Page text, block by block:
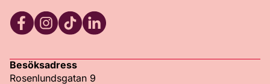
Besöksadress
Rosenlundsgatan 9